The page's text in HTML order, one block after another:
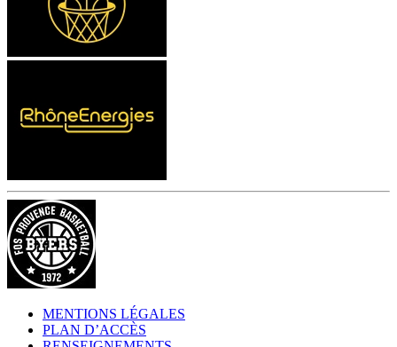
MENTIONS LÉGALES
PLAN D’ACCÈS